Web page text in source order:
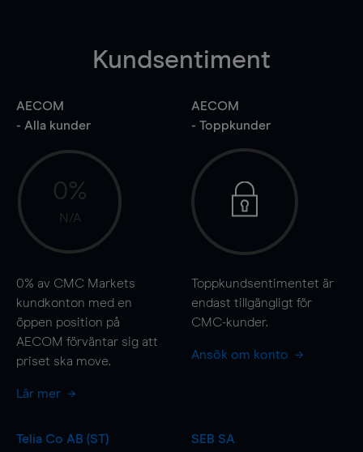
Kundsentiment
AECOM
- Alla kunder
0%
N/A
0% av CMC Markets
kundkonton med en
öppen position på
AECOM förväntar sig att
priset ska move.
Lär mer
AECOM
- Toppkunder
Toppkundsentimentet är
endast tillgängligt för
CMC-kunder.
Ansök om konto
Telia Co AB (ST)
SEB SA